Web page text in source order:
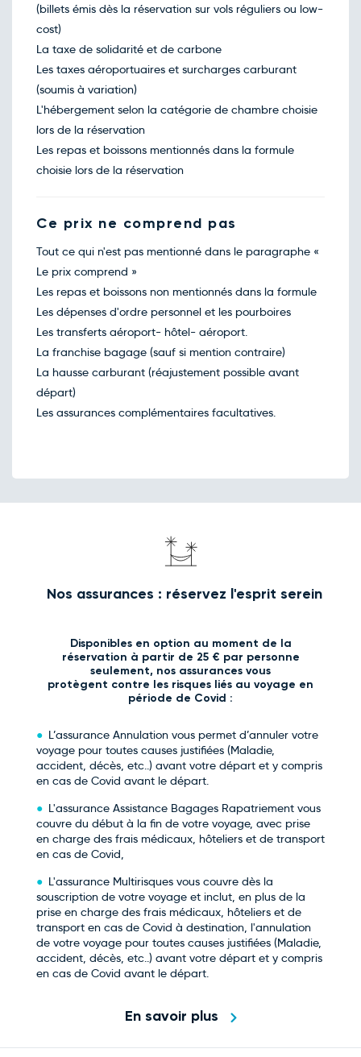
(billets émis dès la réservation sur vols réguliers ou low-
cost)
La taxe de solidarité et de carbone
Les taxes aéroportuaires et surcharges carburant
(soumis à variation)
L'hébergement selon la catégorie de chambre choisie
lors de la réservation
Les repas et boissons mentionnés dans la formule
choisie lors de la réservation
Ce prix ne comprend pas
Tout ce qui n'est pas mentionné dans le paragraphe «
Le prix comprend »
Les repas et boissons non mentionnés dans la formule
Les dépenses d'ordre personnel et les pourboires
Les transferts aéroport- hôtel- aéroport.
La franchise bagage (sauf si mention contraire)
La hausse carburant (réajustement possible avant
départ)
Les assurances complémentaires facultatives.
Nos assurances : réservez l'esprit serein
Disponibles en option au moment de la
réservation à partir de 25 € par personne
seulement, nos assurances vous
protègent contre les risques liés au voyage en
période de Covid :
L’assurance Annulation vous permet d’annuler votre
voyage pour toutes causes justifiées (Maladie,
accident, décès, etc..) avant votre départ et y compris
en cas de Covid avant le départ.
L'assurance Assistance Bagages Rapatriement vous
couvre du début à la fin de votre voyage, avec prise
en charge des frais médicaux, hôteliers et de transport
en cas de Covid,
L'assurance Multirisques vous couvre dès la
souscription de votre voyage et inclut, en plus de la
prise en charge des frais médicaux, hôteliers et de
transport en cas de Covid à destination, l'annulation
de votre voyage pour toutes causes justifiées (Maladie,
accident, décès, etc..) avant votre départ et y compris
en cas de Covid avant le départ.
En savoir plus